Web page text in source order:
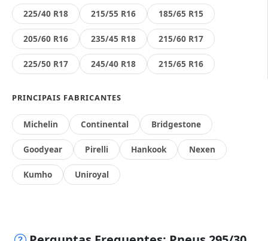
225/40 R18 215/55 R16 185/65 R15
205/60 R16 235/45 R18 215/60 R17
225/50 R17 245/40 R18 215/65 R16
PRINCIPAIS FABRICANTES
Michelin Continental Bridgestone
Goodyear Pirelli Hankook Nexen
Kumho Uniroyal